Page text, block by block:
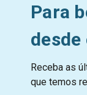
Para
Receba as
que temos